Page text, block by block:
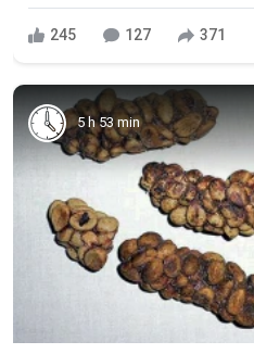
245 127 371
5 h 53 min